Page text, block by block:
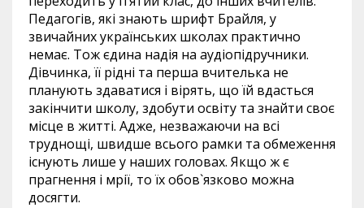
Педагогів, які знають шрифт Брайля, у
звичайних українських школах практично
немає. Тож єдина надія на аудіопідручники.
Дівчинка, її рідні та перша вчителька не
планують здаватися і вірять, що їй вдасться
закінчити школу, здобути освіту та знайти своє
місце в житті. Адже, незважаючи на всі
труднощі, швидше всього рамки та обмеження
існують лише у наших головах. Якщо ж є
прагнення і мрії, то їх обов`язково можна
досягти.